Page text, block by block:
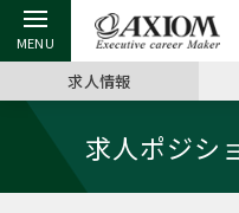
戻る
アクシアムの特長
戻る
キャリア支援 TOP
戻る
転職ツール TOP
戻る
転職コラム TOP
戻る
イベント・セミナー TOP
戻る
会社概要 TOP
求人情報
求人ポジシ